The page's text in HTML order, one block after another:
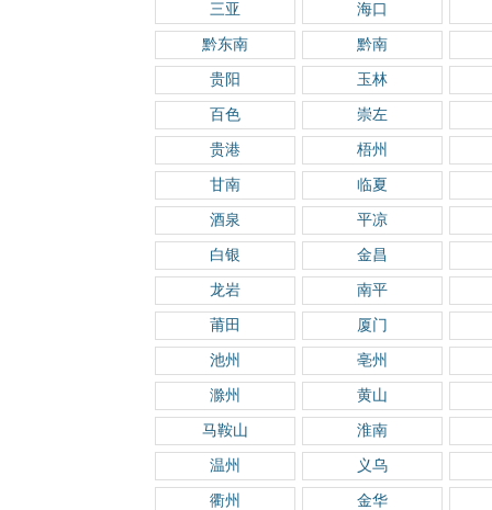
三亚 海口
黔东南 黔南
贵阳 玉林
百色 崇左
贵港 梧州
甘南 临夏
酒泉 平凉
白银 金昌
龙岩 南平
莆田 厦门
池州 亳州
滁州 黄山
马鞍山 淮南
温州 义乌
衢州 金华